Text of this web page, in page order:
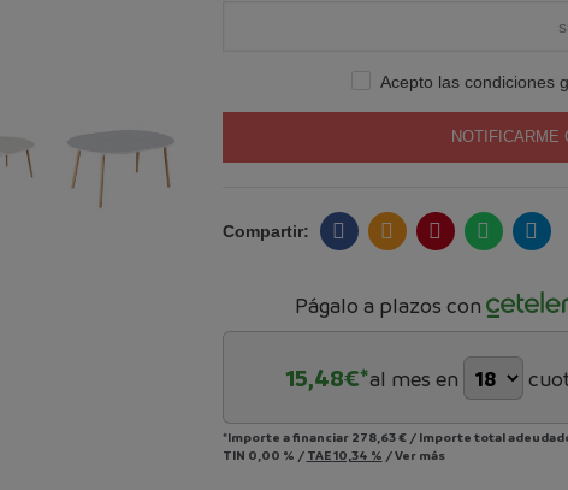
Acepto las condiciones
NOTIFICARME
Págalo a plazos con
15,48€*al mes en
*Importe a financiar 278,63 € / Importe total
TIN 0,00 % / TAE10,34 % /Ver más